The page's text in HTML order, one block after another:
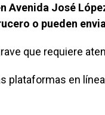
Avenida José
o pueden
que requiere
plataformas en